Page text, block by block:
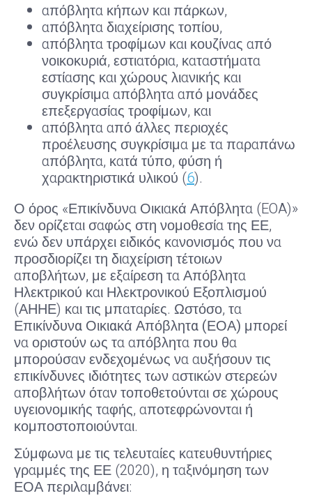
απόβλητα κήπων και πάρκων,
απόβλητα διαχείρισης τοπίου,
απόβλητα τροφίμων και κουζίνας από
νοικοκυριά, εστιατόρια, καταστήματα
εστίασης και χώρους λιανικής και
συγκρίσιμα απόβλητα από μονάδες
επεξεργασίας τροφίμων, και
απόβλητα από άλλες περιοχές
προέλευσης συγκρίσιμα με τα παραπάνω
απόβλητα, κατά τύπο, φύση ή
χαρακτηριστικά υλικού (6).
Ο όρος «Επικίνδυνα Οικιακά Απόβλητα (EOA)»
δεν ορίζεται σαφώς στη νομοθεσία της ΕΕ,
ενώ δεν υπάρχει ειδικός κανονισμός που να
προσδιορίζει τη διαχείριση τέτοιων
αποβλήτων, με εξαίρεση τα Απόβλητα
Ηλεκτρικού και Ηλεκτρονικού Εξοπλισμού
(ΑΗΗΕ) και τις μπαταρίες. Ωστόσο, τα
Επικίνδυνα Οικιακά Απόβλητα (ΕΟΑ) μπορεί
να οριστούν ως τα απόβλητα που θα
μπορούσαν ενδεχομένως να αυξήσουν τις
επικίνδυνες ιδιότητες των αστικών στερεών
αποβλήτων όταν τοποθετούνται σε χώρους
υγειονομικής ταφής, αποτεφρώνονται ή
κομποστοποιούνται.
Σύμφωνα με τις τελευταίες κατευθυντήριες
γραμμές της ΕΕ (2020), η ταξινόμηση των
ΕΟΑ περιλαμβάνει: